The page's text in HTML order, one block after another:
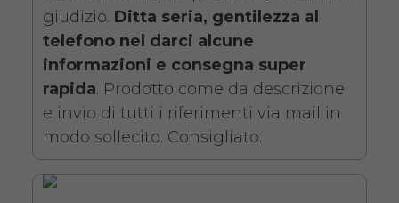
Noleggio letto da degenza
giudizio. Ditta seria, gentilezza al
telefono nel darci alcune
informazioni e consegna super
rapida. Prodotto come da descrizione
e invio di tutti i riferimenti via mail in
modo sollecito. Consigliato.